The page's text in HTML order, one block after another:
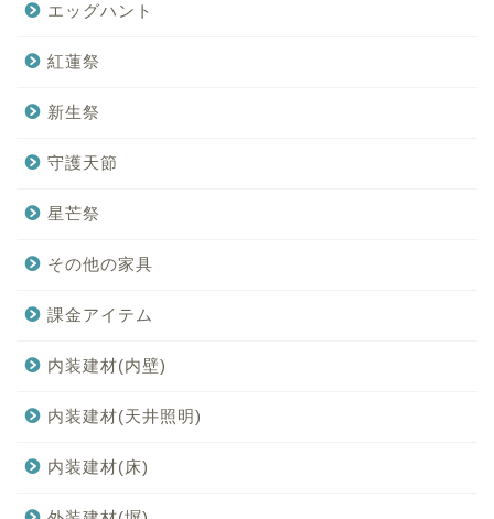
エッグハント
紅蓮祭
新生祭
守護天節
星芒祭
その他の家具
課金アイテム
内装建材(内壁)
内装建材(天井照明)
内装建材(床)